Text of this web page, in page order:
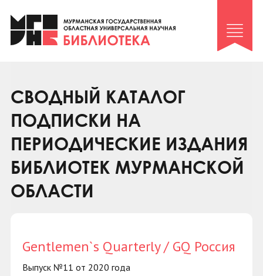
Клуб «Гиря и сельдерей»
Клуб «Семейный архив»
Коллегам
Контакты
СВОДНЫЙ КАТАЛОГ
ПОДПИСКИ НА
ПЕРИОДИЧЕСКИЕ ИЗДАНИЯ
БИБЛИОТЕК МУРМАНСКОЙ
ОБЛАСТИ
Gentlemen`s Quarterly / GQ Россия
Выпуск №11 от 2020 года